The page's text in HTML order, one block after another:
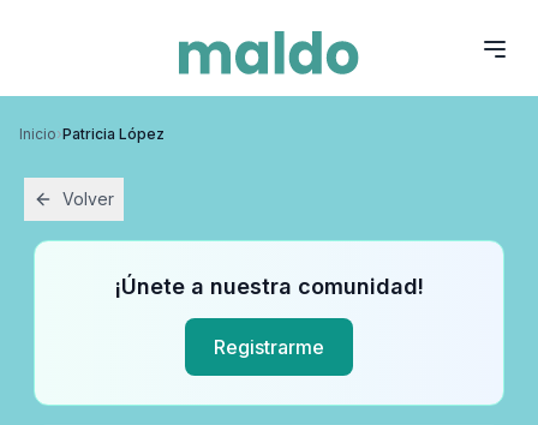
Inicio›Patricia López
Volver
¡Únete a nuestra comunidad!
Registrarme